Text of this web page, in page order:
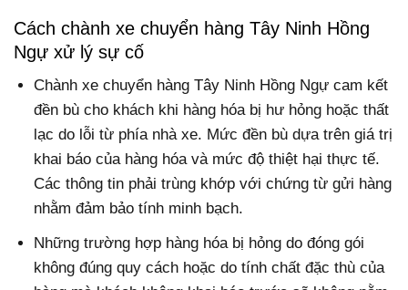
Cách chành xe chuyển hàng Tây Ninh Hồng
Ngự xử lý sự cố
Chành xe chuyển hàng Tây Ninh Hồng Ngự cam kết
đền bù cho khách khi hàng hóa bị hư hỏng hoặc thất
lạc do lỗi từ phía nhà xe. Mức đền bù dựa trên giá trị
khai báo của hàng hóa và mức độ thiệt hại thực tế.
Các thông tin phải trùng khớp với chứng từ gửi hàng
nhằm đảm bảo tính minh bạch.
Những trường hợp hàng hóa bị hỏng do đóng gói
không đúng quy cách hoặc do tính chất đặc thù của